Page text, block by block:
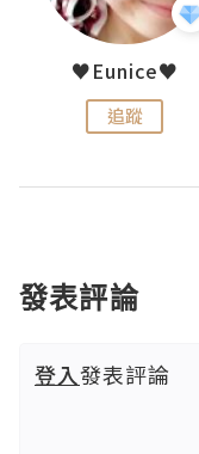
♥Eunice♥
追蹤
發表評論
登入發表評論